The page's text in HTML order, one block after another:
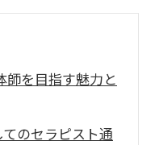
師を目指す魅力と
のセラピスト通